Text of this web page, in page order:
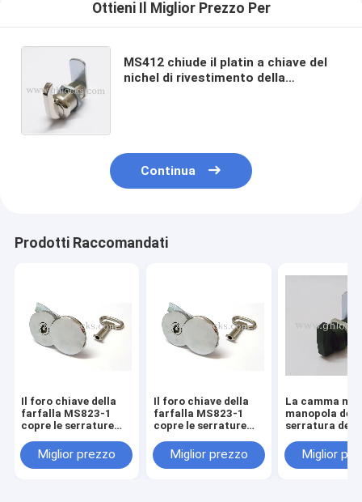
Ottieni Il Miglior Prezzo Per
MS412 chiude il platin a chiave del
nichel di rivestimento della
Continua
Prodotti Raccomandati
Il foro chiave della
farfalla MS823-1
copre le serrature
camma della
serratura a cilindro
Miglior prezzo
Il foro chiave della
farfalla MS823-1
copre le serrature
camma della
serratura a cilindro
Miglior prezzo
La camma
manopola
serratura
del metallo
della
Miglior